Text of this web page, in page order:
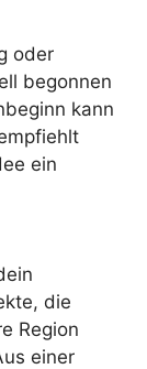
oder
begonnen
kann
ein
die
Region
einer